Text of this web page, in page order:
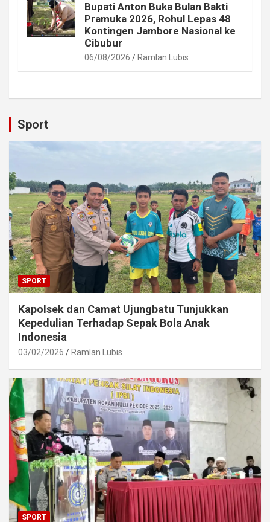
Bupati Anton Buka Bulan Bakti
Pramuka 2026, Rohul Lepas 48
Kontingen Jambore Nasional ke
Cibubur
06/08/2026 Ramlan Lubis
Sport
SPORT
Kapolsek dan Camat Ujungbatu Tunjukkan
Kepedulian Terhadap Sepak Bola Anak
Indonesia
03/02/2026 Ramlan Lubis
SPORT